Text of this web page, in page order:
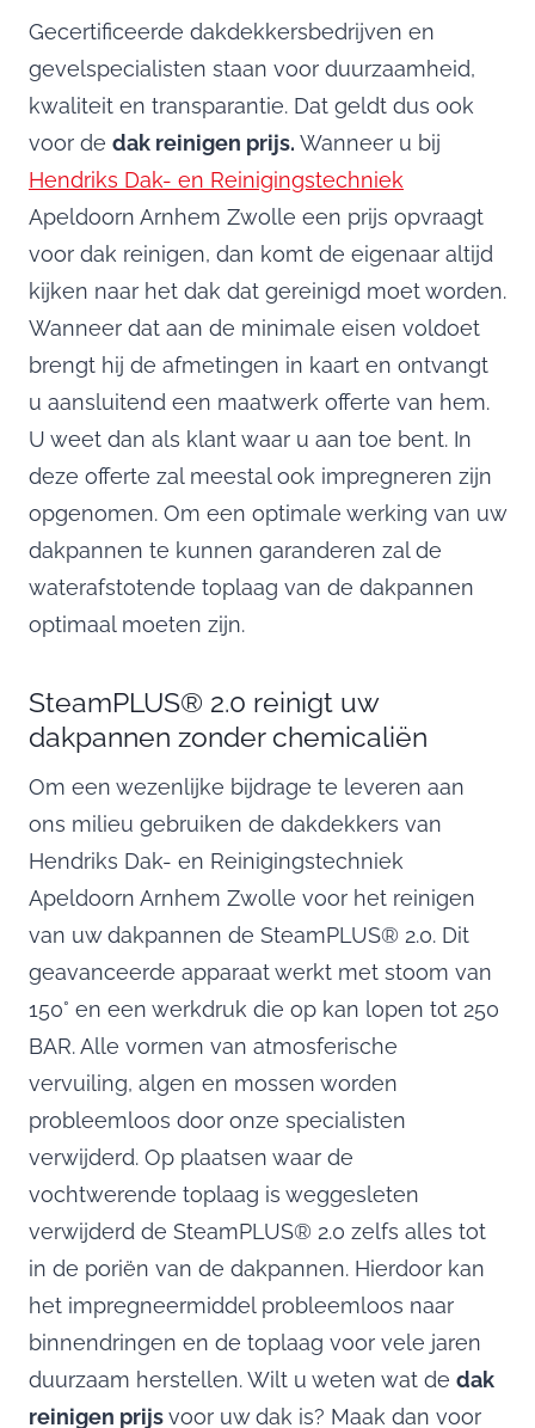
Gecertificeerde dakdekkersbedrijven en
gevelspecialisten staan voor duurzaamheid,
kwaliteit en transparantie. Dat geldt dus ook
voor de dak reinigen prijs. Wanneer u bij
Hendriks Dak- en Reinigingstechniek
Apeldoorn Arnhem Zwolle een prijs opvraagt
voor dak reinigen, dan komt de eigenaar altijd
kijken naar het dak dat gereinigd moet worden.
Wanneer dat aan de minimale eisen voldoet
brengt hij de afmetingen in kaart en ontvangt
u aansluitend een maatwerk offerte van hem.
U weet dan als klant waar u aan toe bent. In
deze offerte zal meestal ook impregneren zijn
opgenomen. Om een optimale werking van uw
dakpannen te kunnen garanderen zal de
waterafstotende toplaag van de dakpannen
optimaal moeten zijn.
SteamPLUS® 2.0 reinigt uw
dakpannen zonder chemicaliën
Om een wezenlijke bijdrage te leveren aan
ons milieu gebruiken de dakdekkers van
Hendriks Dak- en Reinigingstechniek
Apeldoorn Arnhem Zwolle voor het reinigen
van uw dakpannen de SteamPLUS® 2.0. Dit
geavanceerde apparaat werkt met stoom van
150° en een werkdruk die op kan lopen tot 250
BAR. Alle vormen van atmosferische
vervuiling, algen en mossen worden
probleemloos door onze specialisten
verwijderd. Op plaatsen waar de
vochtwerende toplaag is weggesleten
verwijderd de SteamPLUS® 2.0 zelfs alles tot
in de poriën van de dakpannen. Hierdoor kan
het impregneermiddel probleemloos naar
binnendringen en de toplaag voor vele jaren
duurzaam herstellen. Wilt u weten wat de dak
reinigen prijsvoor uw dak is? Maak dan voor